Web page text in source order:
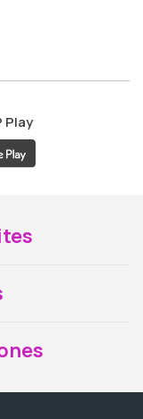
ao
Play